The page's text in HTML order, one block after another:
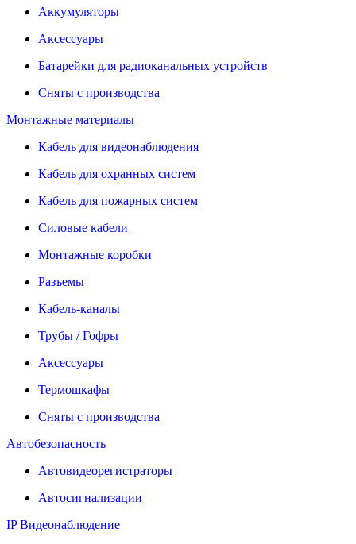
Аккумуляторы
Аксессуары
Батарейки для радиоканальных устройств
Сняты с производства
Монтажные материалы
Кабель для видеонаблюдения
Кабель для охранных систем
Кабель для пожарных систем
Силовые кабели
Монтажные коробки
Разъемы
Кабель-каналы
Трубы / Гофры
Аксессуары
Термошкафы
Сняты с производства
Автобезопасность
Автовидеорегистраторы
Автосигнализации
IP Видеонаблюдение